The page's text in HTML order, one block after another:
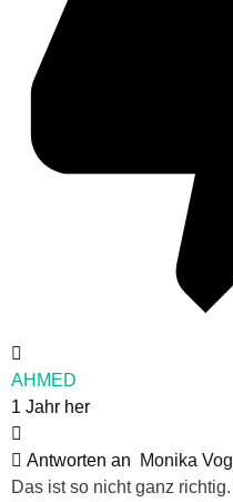
AHMED
1 Jahr her
Antworten an
Monika
Das ist so nicht ganz